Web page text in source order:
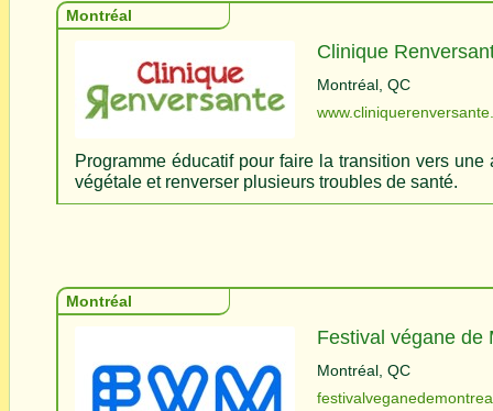
Montréal
Clinique
Montréal, QC
Programme éducatif pour faire la transition vers une
végétale et renverser plusieurs troubles de santé.
Montréal
Festival végane de
Montréal, QC